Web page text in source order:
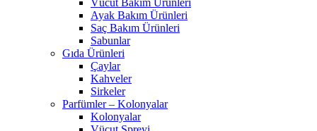
Vücut Bakım Ürünleri
Ayak Bakım Ürünleri
Saç Bakım Ürünleri
Sabunlar
Gıda Ürünleri
Çaylar
Kahveler
Sirkeler
Parfümler – Kolonyalar
Kolonyalar